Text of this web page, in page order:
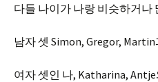
다들 나이가 나랑 비슷하거나
남자 셋 Simon, Gregor,
여자 셋인 나, Katharina,